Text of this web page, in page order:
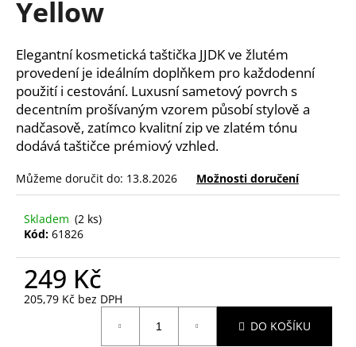
Yellow
Elegantní kosmetická taštička JJDK ve žlutém
provedení je ideálním doplňkem pro každodenní
použití i cestování. Luxusní sametový povrch s
decentním prošívaným vzorem působí stylově a
nadčasově, zatímco kvalitní zip ve zlatém tónu
dodává taštičce prémiový vzhled.
Můžeme doručit do: 13.8.2026 Možnosti doručení
Skladem (2 ks)
Kód: 61826
249 Kč
205,79 Kč bez DPH
DO KOŠÍKU
a
í
t
?
HLEDAT
D
p
o